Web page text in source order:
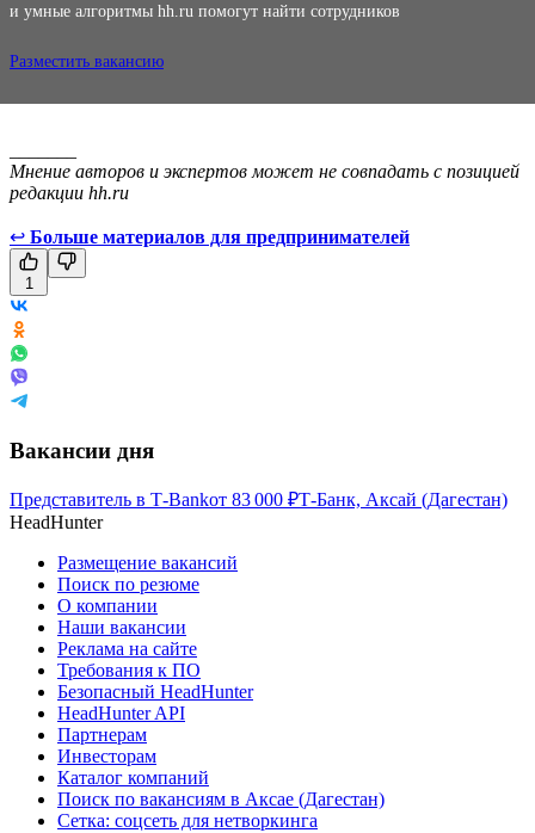
и умные алгоритмы hh.ru помогут найти сотрудников
Разместить вакансию
Мнение авторов и экспертов может не совпадать с позицией
редакции hh.ru
↩ Больше материалов для предпринимателей
1
Вакансии дня
Представитель в Т-Bankот 83 000 ₽Т-Банк, Аксай (Дагестан)
HeadHunter
Размещение вакансий
Поиск по резюме
О компании
Наши вакансии
Реклама на сайте
Требования к ПО
Безопасный HeadHunter
HeadHunter API
Партнерам
Инвесторам
Каталог компаний
Поиск по вакансиям в Аксае (Дагестан)
Сетка: соцсеть для нетворкинга